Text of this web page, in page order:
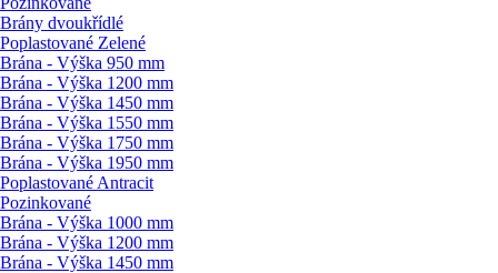
Brány dvoukřídlé
Poplastované Zelené
Brána - Výška 950 mm
Brána - Výška 1200 mm
Brána - Výška 1450 mm
Brána - Výška 1550 mm
Brána - Výška 1750 mm
Brána - Výška 1950 mm
Poplastované Antracit
Pozinkované
Brána - Výška 1000 mm
Brána - Výška 1200 mm
Brána - Výška 1450 mm